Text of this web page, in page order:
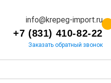
info@krepeg-import.ru
+7 (831) 410-82-22
Заказать обратный звонок